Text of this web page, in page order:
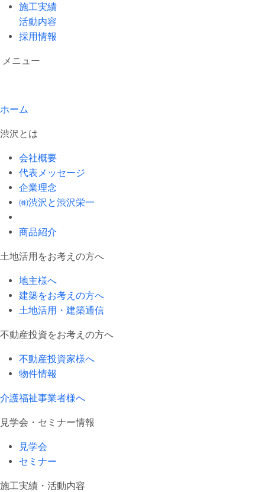
施工実績
活動内容
採用情報
メニュー
ホーム
渋沢とは
会社概要
代表メッセージ
企業理念
㈱渋沢と渋沢栄一
商品紹介
土地活用をお考えの方へ
地主様へ
建築をお考えの方へ
土地活用・建築通信
不動産投資をお考えの方へ
不動産投資家様へ
物件情報
介護福祉事業者様へ
見学会・セミナー情報
見学会
セミナー
施工実績・活動内容